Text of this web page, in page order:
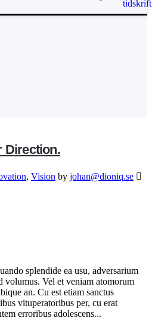
tidskrift
Direction.
, Vision by johan@dioniq.se
splendide ea usu, adversarium
volumus. Vel et veniam atomorum
an. Cu est etiam sanctus
vituperatoribus per, cu erat
erroribus adolescens...